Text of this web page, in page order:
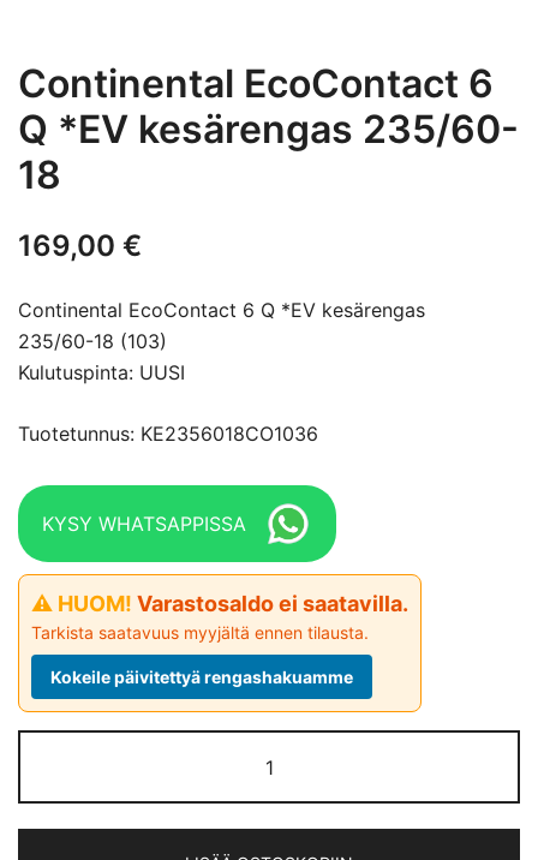
Continental EcoContact 6
Q *EV kesärengas 235/60-
18
169,00 €
Continental EcoContact 6 Q *EV kesärengas
235/60-18 (103)
Kulutuspinta: UUSI
Tuotetunnus: KE2356018CO1036
KYSY WHATSAPPISSA
⚠ HUOM! Varastosaldo ei saatavilla.
Tarkista saatavuus myyjältä ennen tilausta.
Kokeile päivitettyä rengashakuamme
EcoContact
6